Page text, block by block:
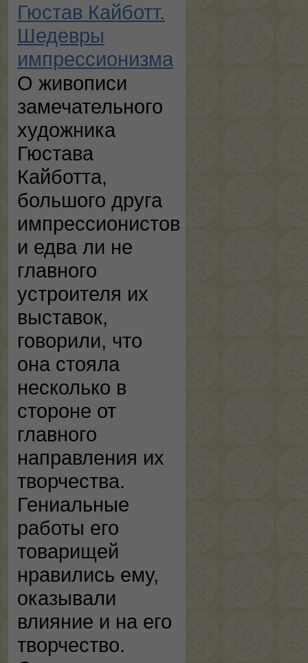
Гюстав Кайботт.
Шедевры
импрессионизма
О живописи
замечательного
художника
Гюстава
Кайботта,
большого друга
импрессионистов
и едва ли не
главного
устроителя их
выставок,
говорили, что
она стояла
несколько в
стороне от
главного
направления их
творчества.
Гениальные
работы его
товарищей
нравились ему,
оказывали
влияние и на его
творчество.